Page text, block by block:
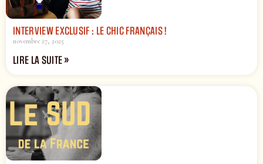
INTERVIEW EXCLUSIF : LE CHIC FRANÇAIS !
novembre 27, 2025
LIRE LA SUITE »